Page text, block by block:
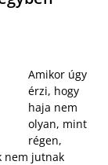
Amikor úgy
érzi, hogy
haja nem
olyan, mint
régen,
nem jutnak